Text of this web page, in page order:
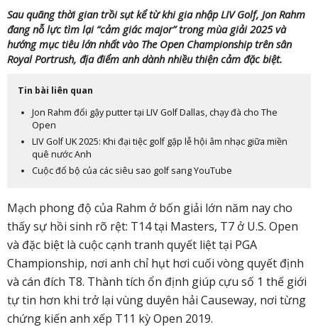
Sau quãng thời gian trồi sụt kể từ khi gia nhập LIV Golf, Jon Rahm
đang nỗ lực tìm lại “cảm giác major” trong mùa giải 2025 và
hướng mục tiêu lớn nhất vào The Open Championship trên sân
Royal Portrush, địa điểm anh dành nhiều thiện cảm đặc biệt.
Tin bài liên quan
Jon Rahm đổi gậy putter tại LIV Golf Dallas, chạy đà cho The
Open
LIV Golf UK 2025: Khi đại tiệc golf gặp lễ hội âm nhạc giữa miền
quê nước Anh
Cuộc đổ bộ của các siêu sao golf sang YouTube
Mạch phong độ của Rahm ở bốn giải lớn năm nay cho
thấy sự hồi sinh rõ rệt: T14 tại Masters, T7 ở U.S. Open
và đặc biệt là cuộc cạnh tranh quyết liệt tại PGA
Championship, nơi anh chỉ hụt hơi cuối vòng quyết định
và cán đích T8. Thành tích ổn định giúp cựu số 1 thế giới
tự tin hơn khi trở lại vùng duyên hải Causeway, nơi từng
chứng kiến anh xếp T11 kỳ Open 2019.